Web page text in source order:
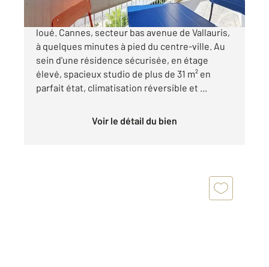
Investissement locatif Appartement vendu
loué. Cannes, secteur bas avenue de Vallauris,
à quelques minutes à pied du centre-ville. Au
sein d'une résidence sécurisée, en étage
élevé, spacieux studio de plus de 31 m² en
parfait état, climatisation réversible et ...
Voir le détail du bien